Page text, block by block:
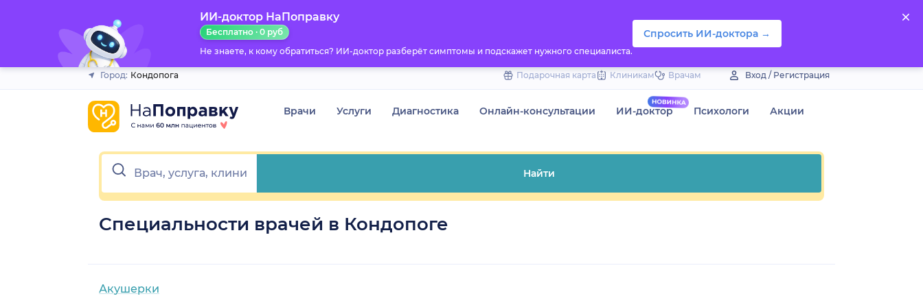
ИИ-доктор НаПоправку
Бесплатно · 0 руб
Не знаете, к кому обратиться? ИИ-доктор разберёт симптомы и подскажет нужного специалиста.
Спросить ИИ-доктора →
Город: Кондопога Подарочная карта Клиникам Врачам Вход / Регистрация
Врачи Услуги Диагностика Онлайн-консультации ИИ-доктор Психологи Акции
Найти
Специальности врачей в Кондопоге
Акушерки